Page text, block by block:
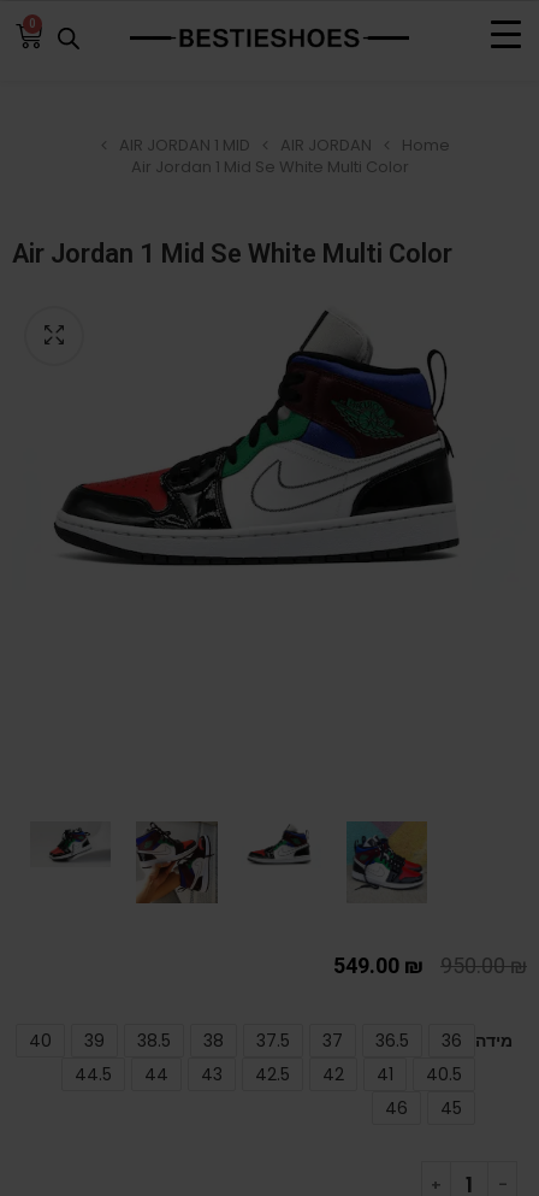
0
Home
AIR JORDAN
AIR JORDAN 1 MID
Air Jordan 1 Mid Se White Multi Color
Air Jordan 1 Mid Se White Multi Color
950.00₪
549.00 ₪
מידה 36
36.5
37
37.5
38
38.5
39
40
40.5
41
42
42.5
43
44
44.5
45
46